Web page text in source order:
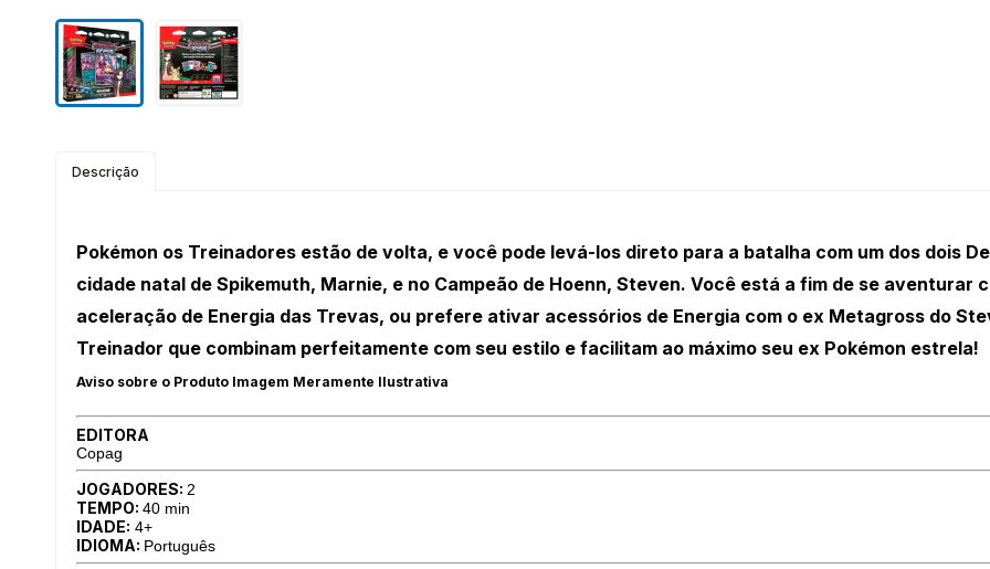
Descrição
Pokémon os Treinadores estão de volta, e você pode levá-los direto para a batalha com um dos dois
cidade natal de Spikemuth, Marnie, e no Campeão de Hoenn, Steven. Você está a fim de se aventurar
aceleração de Energia das Trevas, ou prefere ativar acessórios de Energia com o ex Metagross do
Treinador que combinam perfeitamente com seu estilo e facilitam ao máximo seu ex Pokémon estrela!
Aviso sobre o Produto Imagem Meramente Ilustrativa
EDITORA
Copag
JOGADORES: 2
TEMPO: 40 min
IDADE: 4+
IDIOMA: Português